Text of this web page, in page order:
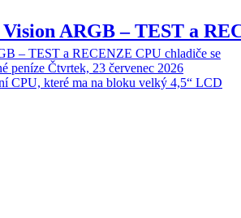
ARGB – TEST a
– TEST a RECENZE CPU chladiče se
peníze Čtvrtek, 23 červenec 2026
CPU, které ma na bloku velký 4,5“ LCD